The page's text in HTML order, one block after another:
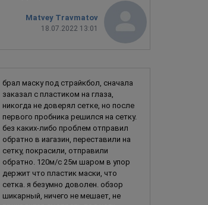
Matvey Travmatov
18.07.2022 13:01
брал маску под страйкбол, сначала
заказал с пластиком на глаза,
никогда не доверял сетке, но после
первого пробника решился на сетку.
без каких-либо проблем отправил
обратно в иагазин, переставили на
сетку, покрасили, отправили
обратно. 120м/с 25м шаром в упор
держит что пластик маски, что
сетка. я безумно доволен. обзор
шикарный, ничего не мешает, не